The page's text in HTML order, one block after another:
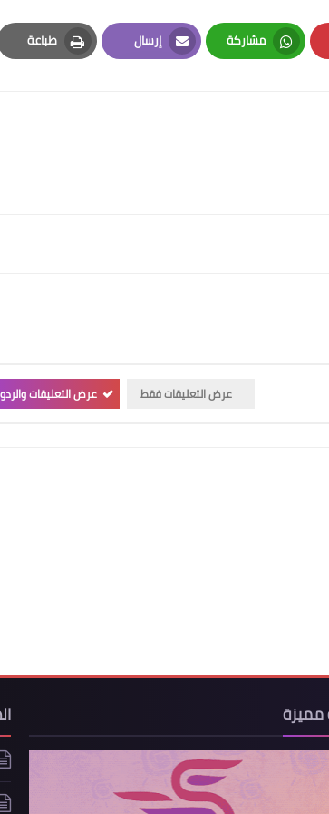
مشاركة
Whatsapp
إرسال
Email
طباعة
Print
عرض التعليقات فقط عرض التعليقات